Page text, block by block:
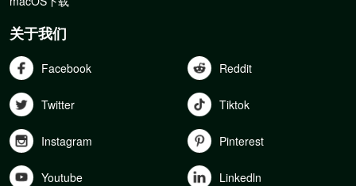
关于我们
Facebook Reddit
Twitter Tiktok
Instagram Pinterest
Youtube Linkedln